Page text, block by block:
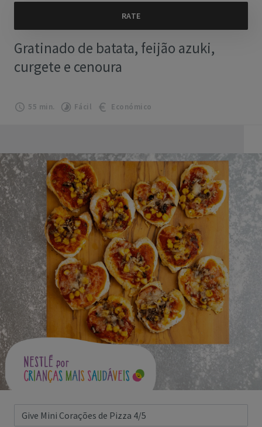
Gratinado de batata, feijão azuki,
curgete e cenoura
55 min. Fácil Económico